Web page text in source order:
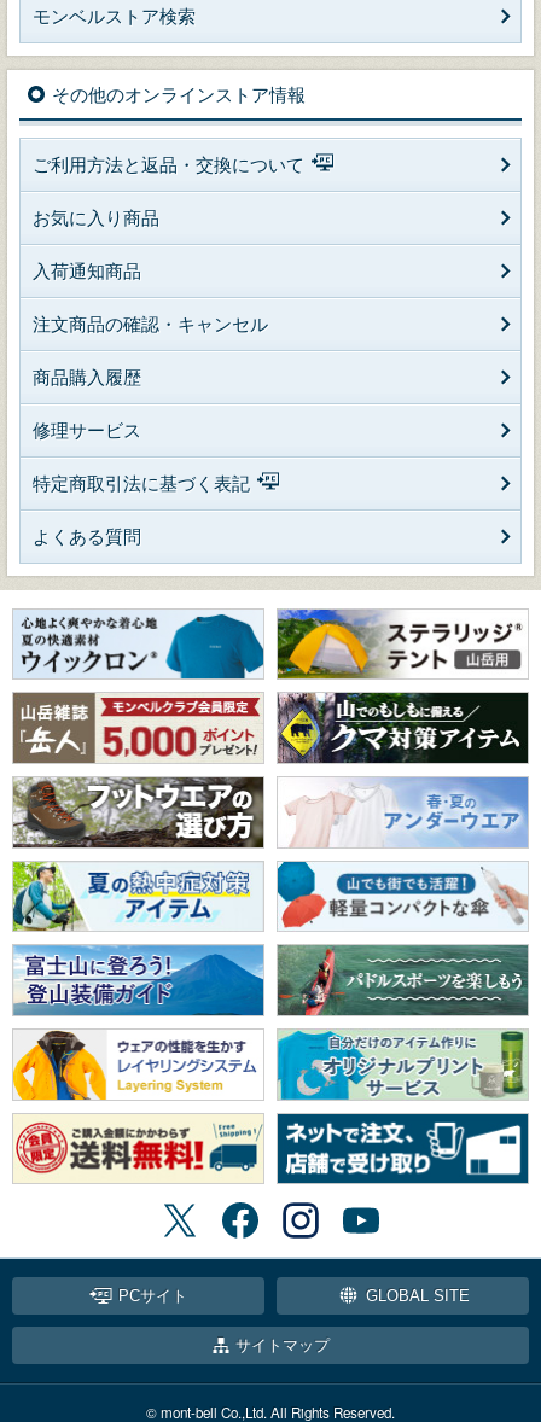
モンベルストア検索
その他のオンラインストア情報
ご利用方法と返品・交換について
お気に入り商品
入荷通知商品
注文商品の確認・キャンセル
商品購入履歴
修理サービス
特定商取引法に基づく表記
よくある質問
PCサイト GLOBAL SITE
サイトマップ
© mont-bell Co.,Ltd. All Rights Reserved.